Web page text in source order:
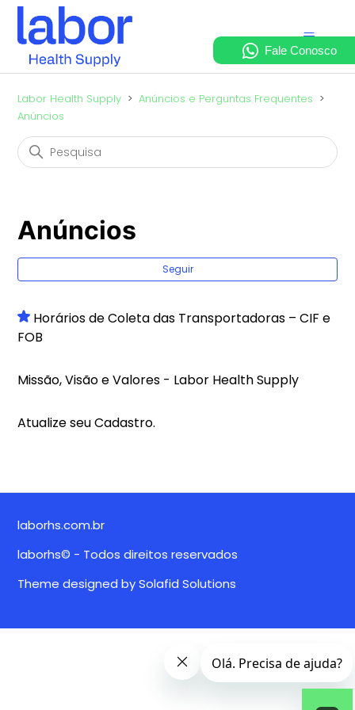
Labor Health Supply
Anúncios e Perguntas Frequentes
Anúncios
Anúncios
Seguir
Horários de Coleta das Transportadoras – CIF e
FOB
Missão, Visão e Valores - Labor Health Supply
Atualize seu Cadastro.
laborhs.com.br
laborhs© - Todos direitos reservados
Theme designed bySolafid Solutions